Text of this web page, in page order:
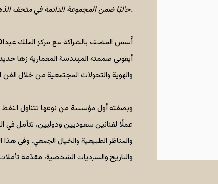
حاليًا ضمن المجموعة الدائمة في متحف الذهب الأسود.
أُسس المتحف بالشراكة مع مركز الملك
أيقوني صممته المهندسة المعمارية زها
والهوية والتحولات المجتمعية من خلال الفن
عملًا لفنانين سعوديين ودوليين، تتأمل في
والمناظر الطبيعية والخيال الجمعي. وفي
والتاريخ والسرديات الشخصية، مقدّمة